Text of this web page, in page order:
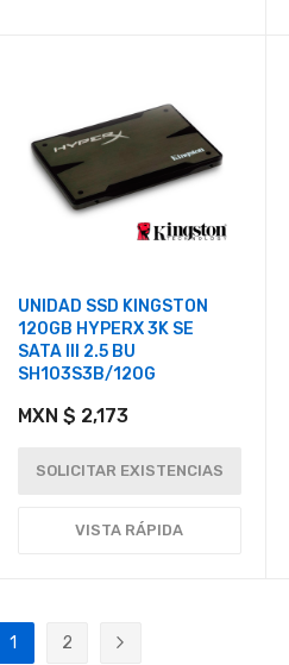
UNIDAD SSD KINGSTON
120GB HYPERX 3K SE
SATA III 2.5 BU
SH103S3B/120G
MXN $ 2,173
SOLICITAR EXISTENCIAS
VISTA RÁPIDA
Página
1
2